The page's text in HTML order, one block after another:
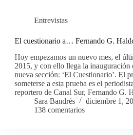
Entrevistas
El cuestionario a… Fernando G.
Hoy empezamos un nuevo mes, el
2015, y con ello llega la inauguración
nueva sección: ‘El Cuestionario’. El
someterse a esta prueba es el
reportero de Canal Sur, Fernando G.
Sara Bandrés
diciembre 1,
138 comentarios